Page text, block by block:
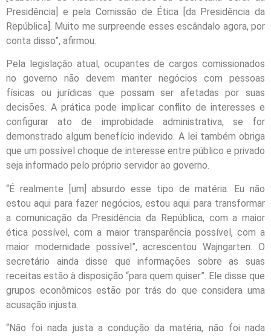
Presidência] e pela Comissão de Ética [da Presidência da
República]. Muito me surpreende esses escândalo agora, por
conta disso”, afirmou.
Pela legislação atual, ocupantes de cargos comissionados
no governo não devem manter negócios com pessoas
físicas ou jurídicas que possam ser afetadas por suas
decisões. A prática pode implicar conflito de interesses e
configurar ato de improbidade administrativa, se for
demonstrado algum benefício indevido. A lei também obriga
que um possível choque de interesse entre público e privado
seja informado pelo próprio servidor ao governo.
“É realmente [um] absurdo esse tipo de matéria. Eu não
estou aqui para fazer negócios, estou aqui para transformar
a comunicação da Presidência da República, com a maior
ética possível, com a maior transparência possível, com a
maior modernidade possível”, acrescentou Wajngarten. O
secretário ainda disse que informações sobre as suas
receitas estão à disposição “para quem quiser”. Ele disse que
grupos econômicos estão por trás do que considera uma
acusação injusta.
“Não foi nada justa a condução da matéria, não foi nada